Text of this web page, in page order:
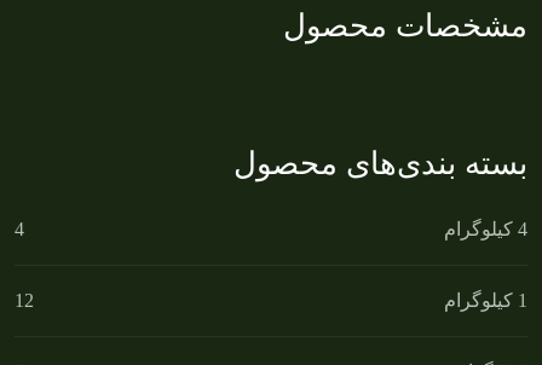
مشخصات محصول
بسته بندی‌های محصول
4 کیلوگرام 4
1 کیلوگرام 12